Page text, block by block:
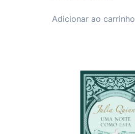
Adicionar ao carrinho